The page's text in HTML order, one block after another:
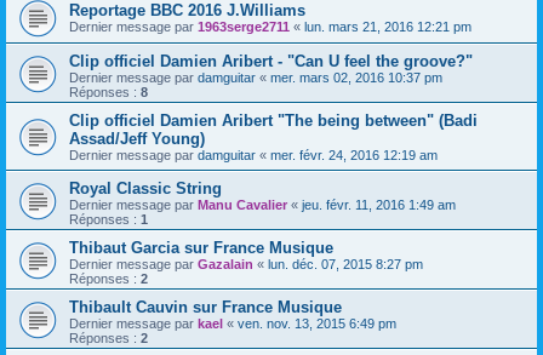
Reportage BBC 2016 J.Williams
Dernier message par 1963serge2711 « lun. mars 21, 2016 12:21 pm
Clip officiel Damien Aribert - "Can U feel the groove?"
Dernier message par damguitar « mer. mars 02, 2016 10:37 pm
Réponses : 8
Clip officiel Damien Aribert "The being between" (Badi
Assad/Jeff Young)
Dernier message par damguitar « mer. févr. 24, 2016 12:19 am
Royal Classic String
Dernier message par Manu Cavalier « jeu. févr. 11, 2016 1:49 am
Réponses : 1
Thibaut Garcia sur France Musique
Dernier message par Gazalain « lun. déc. 07, 2015 8:27 pm
Réponses : 2
Thibault Cauvin sur France Musique
Dernier message par kael « ven. nov. 13, 2015 6:49 pm
Réponses : 2